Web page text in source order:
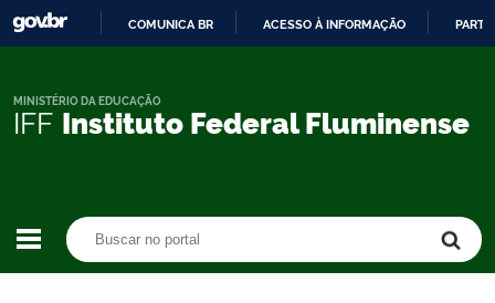
CONTEÚDO
COMUNICA BR ACESSO À INFORMAÇÃO
IFF Instituto Federal Fluminense
MINISTÉRIO DA EDUCAÇÃO